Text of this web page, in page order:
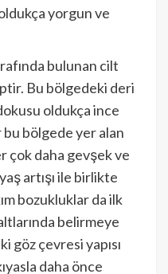
yorgun ve
bulunan cilt
Bu bölgedeki deri
oldukça ince
bu bölgede yer alan
çok daha gevşek ve
artışı ile birlikte
bozukluklar da ilk
belirmeye
göz çevresi yapısı
daha önce